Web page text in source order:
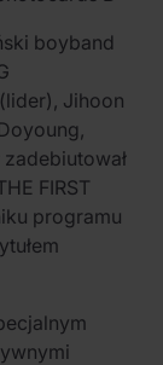
boyband
Jihoon
FIRST
programu